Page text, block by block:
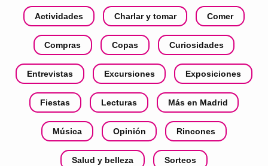
Actividades Charlar y tomar Comer
Compras Copas Curiosidades
Entrevistas Excursiones Exposiciones
Fiestas Lecturas Más en Madrid
Música Opinión Rincones
Salud y belleza Sorteos